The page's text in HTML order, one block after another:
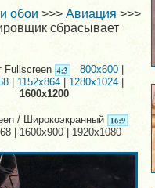
обои >>> Авиация >>>
сбрасывает
Fullscreen 800x600
|1152x864 1280x1024
1600x1200
/ Широкоэкранный
| 1600x900 | 1920x1080